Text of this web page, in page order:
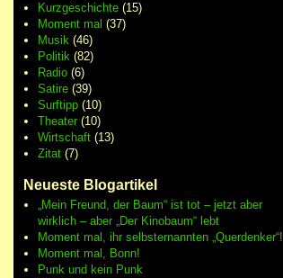
Kurzgeschichte(15)
Moment mal (37)
Musik(46)
Politik(82)
Radio(6)
Satire(39)
Surftipp(10)
Theater(10)
Wirtschaft(13)
Zitat(7)
Neueste Blogartikel
„Mein Freund, der Baum“ ist tot – jetzt aber
wirklich – aber „Der Kinobaum“ lebt
Moment mal, ihr selbsternannten „Querdenker“!
Moment mal, Bonn!
Punk und kein Punk